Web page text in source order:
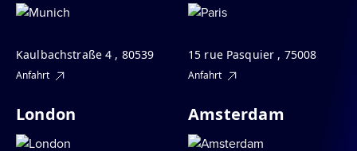
Kaulbachstraße 4 , 80539
Anfahrt
15 rue Pasquier , 75008
Anfahrt
London Amsterdam